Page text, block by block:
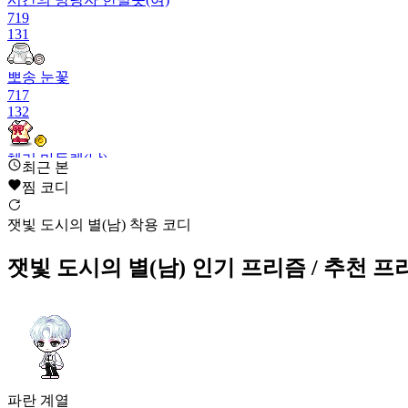
719
131
뽀송 눈꽃
717
132
체리 마들렌(남)
712
133
백곰 주인장
134
잿빛 도시의 별(남)
693
최근 본
찜 코디
잿빛 도시의 별(남) 착용 코디
잿빛 도시의 별(남) 인기 프리즘 / 추천 프
파란 계열